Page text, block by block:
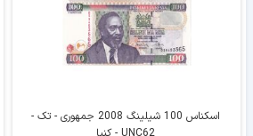
اسکناس 100 شیلینگ 2008 جمهوری - تک -